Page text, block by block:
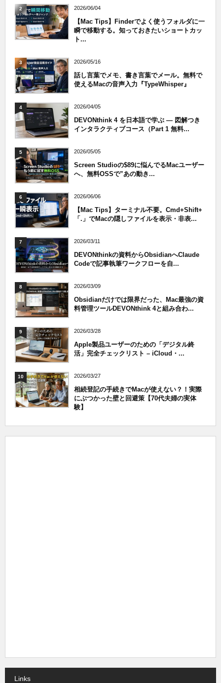
2 2026/06/04
【Mac Tips】Finderでよく使うフォルダに一
瞬で移動する。知っておきたいショートカッ
ト...
3 2026/05/16
話し言葉でメモ、書き言葉でメール。無料で
使えるMacの音声入力『TypeWhisper』
4 2026/04/05
DEVONthink 4 を日本語で学ぶ — 図解つき
インタラクティブコース（Part 1 無料...
5 2026/05/05
Screen Studioの$89に悩んでるMacユーザー
へ、無料OSSで”あの動き...
6 2026/06/06
【Mac Tips】ターミナル不要。Cmd+Shift+
「.」でMacの隠しファイルを表示・非表...
7 2026/03/11
DEVONthinkの資料からObsidianへClaude
Codeで記事執筆ワークフローを自...
8 2026/03/09
Obsidianだけでは限界だった、Mac最強の資
料管理ツールDEVONthink 4と組み合わ...
9 2026/03/28
Apple製品ユーザーのための「デジタル終
活」完全チェックリスト – iCloud・...
10 2026/03/27
相続登記の手続きでMacが使えない？！実際
にぶつかった壁と回避策【70代夫婦の実体
験】
Links